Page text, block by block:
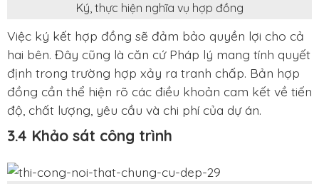
Ký, thực hiện nghĩa vụ hợp đồng
Việc ký kết hợp đồng sẽ đảm bảo quyền lợi cho cả
hai bên. Đây cũng là căn cứ Pháp lý mang tính quyết
định trong trường hợp xảy ra tranh chấp. Bản hợp
đồng cần thể hiện rõ các điều khoản cam kết về tiến
độ, chất lượng, yêu cầu và chi phí của dự án.
3.4 Khảo sát công trình